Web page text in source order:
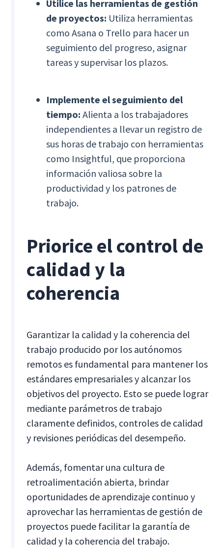
Utilice las herramientas de gestión
de proyectos: Utiliza herramientas
como Asana o Trello para hacer un
seguimiento del progreso, asignar
tareas y supervisar los plazos.
Implemente el seguimiento del
tiempo:Alienta a los trabajadores
independientes a llevar un registro de
sus horas de trabajo con herramientas
como Insightful, que proporciona
información valiosa sobre la
productividad y los patrones de
trabajo.
Priorice el control de
calidad y la
coherencia
Garantizar la calidad y la coherencia del
trabajo producido por los autónomos
remotos es fundamental para mantener los
estándares empresariales y alcanzar los
objetivos del proyecto. Esto se puede lograr
mediante parámetros de trabajo
claramente definidos, controles de calidad
y revisiones periódicas del desempeño.
Además, fomentar una cultura de
retroalimentación abierta, brindar
oportunidades de aprendizaje continuo y
aprovechar las herramientas de gestión de
proyectos puede facilitar la garantía de
calidad y la coherencia del trabajo.